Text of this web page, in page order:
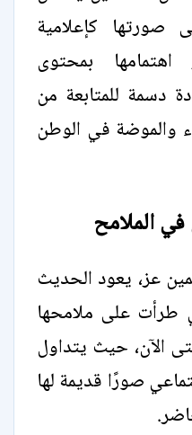
صورتها كإعلامية
بمحتوى
دسمة للمتابعة من
والموضة في الوطن
الملامح
عز، يعود الحديث
طرأت على ملامحها
الآن، حيث يتداول
صورًا قديمة لها